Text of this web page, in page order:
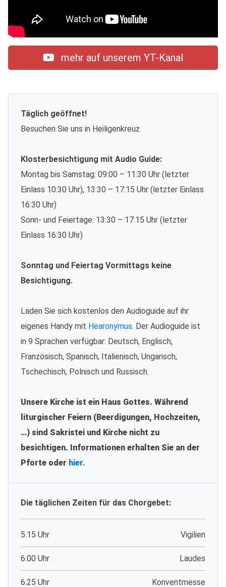
mehr auf unserem YT-Kanal
Täglich geöffnet!
Besuchen Sie uns in Heiligenkreuz
Klosterbesichtigung mit Audio Guide:
Montag bis Samstag: 09:00 – 11:30 Uhr (letzter
Einlass 10:30 Uhr), 13:30 – 17:15 Uhr (letzter Einlass
16:30 Uhr)
Sonn- und Feiertage: 13:30 – 17:15 Uhr (letzter
Einlass 16:30 Uhr)
Sonntag und Feiertag Vormittags keine
Besichtigung.
Laden Sie sich kostenlos den Audioguide auf ihr
eigenes Handy mit Hearonymus. Der Audioguide ist
in 9 Sprachen verfügbar: Deutsch, Englisch,
Französisch, Spanisch, Italienisch, Ungarisch,
Tschechisch, Polnisch und Russisch.
Unsere Kirche ist ein Haus Gottes. Während
liturgischer Feiern (Beerdigungen, Hochzeiten,
…) sind Sakristei und Kirche nicht zu
besichtigen. Informationen erhalten Sie an der
Pforte oder hier.
Die täglichen Zeiten für das Chorgebet:
5.15 Uhr Vigilien
6.00 Uhr Laudes
6.25 Uhr Konventmesse